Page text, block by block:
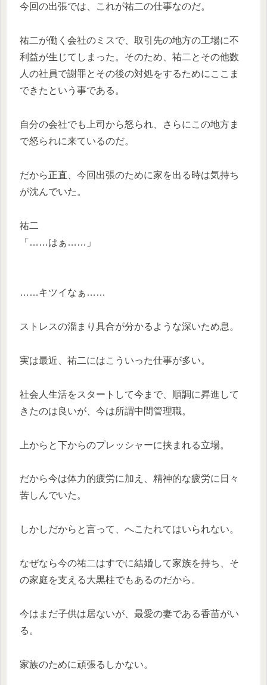
今回の出張では、これが祐二の仕事なのだ。
祐二が働く会社のミスで、取引先の地方の工場に不
利益が生じてしまった。そのため、祐二とその他数
人の社員で謝罪とその後の対処をするためにここま
できたという事である。
自分の会社でも上司から怒られ、さらにこの地方ま
で怒られに来ているのだ。
だから正直、今回出張のために家を出る時は気持ち
が沈んでいた。
祐二
「……はぁ……」
……キツイなぁ……
ストレスの溜まり具合が分かるような深いため息。
実は最近、祐二にはこういった仕事が多い。
社会人生活をスタートして今まで、順調に昇進して
きたのは良いが、今は所謂中間管理職。
上からと下からのプレッシャーに挟まれる立場。
だから今は体力的疲労に加え、精神的な疲労に日々
苦しんでいた。
しかしだからと言って、へこたれてはいられない。
なぜなら今の祐二はすでに結婚して家族を持ち、そ
の家庭を支える大黒柱でもあるのだから。
今はまだ子供は居ないが、最愛の妻である香苗がい
る。
家族のために頑張るしかない。